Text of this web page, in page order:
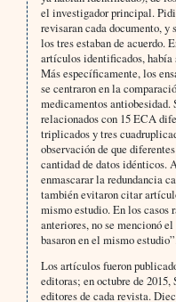
el investigador principal.
revisaran cada documento, y
los tres estaban de acuerdo.
artículos identificados, había
Más específicamente, los
se centraron en la
medicamentos
relacionados con 15 ECA
triplicados y tres
observación de que
cantidad de datos idénticos.
enmascarar la redundancia
también evitaron citar
mismo estudio. En los casos
anteriores, no se mencionó
basaron en el mismo
Los artículos fueron
editoras; en octubre de
editores de cada revista.